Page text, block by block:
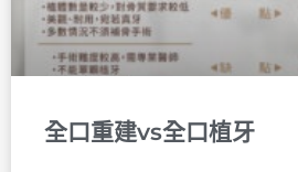
全口重建vs全口植牙